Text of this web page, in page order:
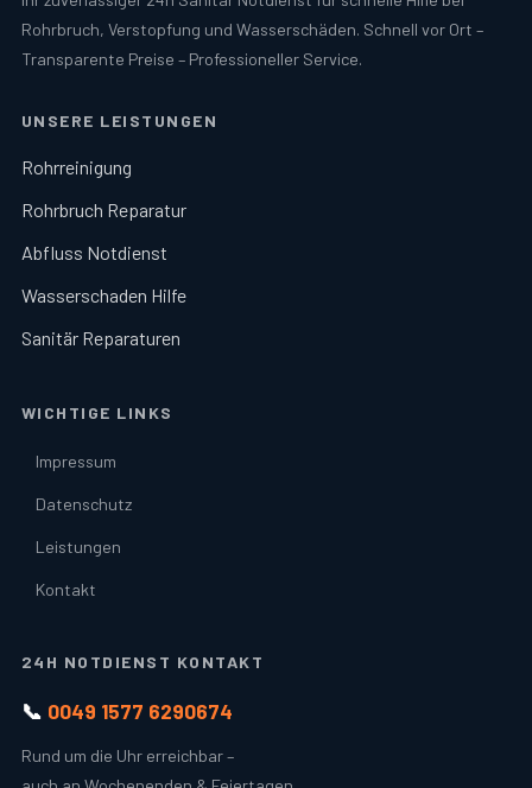
Rohrbruch, Verstopfung und Wasserschäden. Schnell vor Ort –
Transparente Preise – Professioneller Service.
UNSERE LEISTUNGEN
Rohrreinigung
Rohrbruch Reparatur
Abfluss Notdienst
Wasserschaden Hilfe
Sanitär Reparaturen
WICHTIGE LINKS
Impressum
Datenschutz
Leistungen
Kontakt
24H NOTDIENST KONTAKT
📞 0049 1577 6290674
Rund um die Uhr erreichbar –